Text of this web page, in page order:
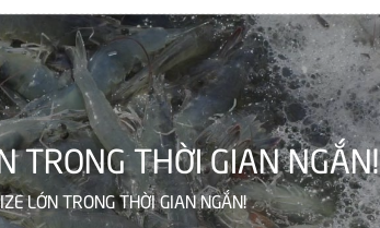
TRONG THỜI GIAN NGẮN!
LỚN TRONG THỜI GIAN NGẮN!